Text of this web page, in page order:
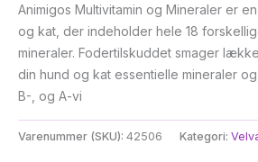
Animigos Multivitamin og Mineraler er
og kat, der indeholder hele 18
mineraler. Fodertilskuddet smager
din hund og kat essentielle mineraler
B-, og A-vi
Varenummer (SKU): 42506 Kategori: